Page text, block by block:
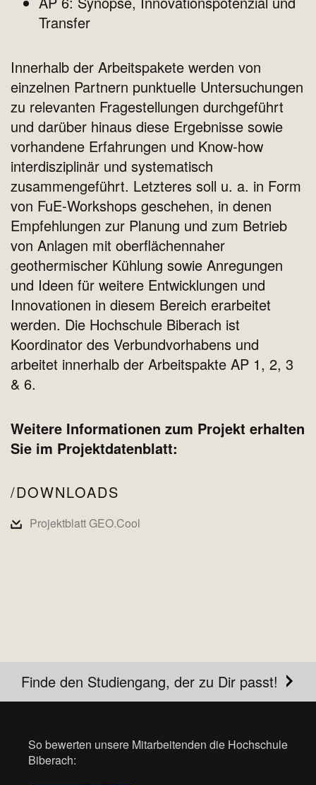
Transfer
Innerhalb der Arbeitspakete werden von
einzelnen Partnern punktuelle Untersuchungen
zu relevanten Fragestellungen durchgeführt
und darüber hinaus diese Ergebnisse sowie
vorhandene Erfahrungen und Know‐how
interdisziplinär und systematisch
zusammengeführt. Letzteres soll u. a. in Form
von FuE‐Workshops geschehen, in denen
Empfehlungen zur Planung und zum Betrieb
von Anlagen mit oberflächennaher
geothermischer Kühlung sowie Anregungen
und Ideen für weitere Entwicklungen und
Innovationen in diesem Bereich erarbeitet
werden. Die Hochschule Biberach ist
Koordinator des Verbundvorhabens und
arbeitet innerhalb der Arbeitspakte AP 1, 2, 3
& 6.
Weitere Informationen zum Projekt erhalten
Sie im Projektdatenblatt:
DOWNLOADS
Projektblatt GEO.Cool
Finde den Studiengang, der zu Dir passt!
So bewerten unsere Mitarbeitenden die Hochschule
Biberach: